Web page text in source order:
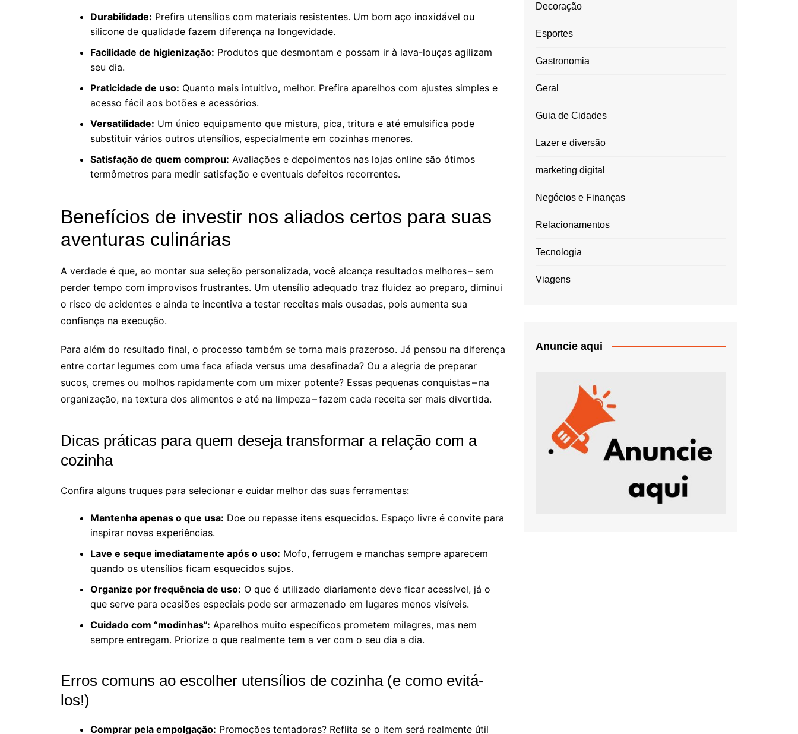
Durabilidade: Prefira utensílios com materiais resistentes. Um bom aço inoxidável ou
silicone de qualidade fazem diferença na longevidade.
Facilidade de higienização: Produtos que desmontam e possam ir à lava-louças agilizam
seu dia.
Praticidade de uso: Quanto mais intuitivo, melhor. Prefira aparelhos com ajustes simples e
acesso fácil aos botões e acessórios.
Versatilidade: Um único equipamento que mistura, pica, tritura e até emulsifica pode
substituir vários outros utensílios, especialmente em cozinhas menores.
Satisfação de quem comprou: Avaliações e depoimentos nas lojas online são ótimos
termômetros para medir satisfação e eventuais defeitos recorrentes.
Benefícios de investir nos aliados certos para suas
aventuras culinárias
A verdade é que, ao montar sua seleção personalizada, você alcança resultados melhores – sem
perder tempo com improvisos frustrantes. Um utensílio adequado traz fluidez ao preparo, diminui
o risco de acidentes e ainda te incentiva a testar receitas mais ousadas, pois aumenta sua
confiança na execução.
Para além do resultado final, o processo também se torna mais prazeroso. Já pensou na diferença
entre cortar legumes com uma faca afiada versus uma desafinada? Ou a alegria de preparar
sucos, cremes ou molhos rapidamente com um mixer potente? Essas pequenas conquistas – na
organização, na textura dos alimentos e até na limpeza – fazem cada receita ser mais divertida.
Dicas práticas para quem deseja transformar a relação com a
cozinha
Confira alguns truques para selecionar e cuidar melhor das suas ferramentas:
Mantenha apenas o que usa: Doe ou repasse itens esquecidos. Espaço livre é convite para
inspirar novas experiências.
Lave e seque imediatamente após o uso: Mofo, ferrugem e manchas sempre aparecem
quando os utensílios ficam esquecidos sujos.
Organize por frequência de uso: O que é utilizado diariamente deve ficar acessível, já o
que serve para ocasiões especiais pode ser armazenado em lugares menos visíveis.
Cuidado com “modinhas”: Aparelhos muito específicos prometem milagres, mas nem
sempre entregam. Priorize o que realmente tem a ver com o seu dia a dia.
Erros comuns ao escolher utensílios de cozinha (e como evitá-
los!)
Comprar pela empolgação: Promoções tentadoras? Reflita se o item será realmente útil
Decoração
Esportes
Gastronomia
Geral
Guia de Cidades
Lazer e diversão
marketing digital
Negócios e Finanças
Relacionamentos
Tecnologia
Viagens
Anuncie aqui